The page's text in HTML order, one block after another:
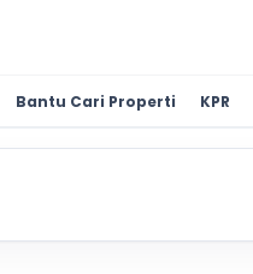
Bantu Cari Properti KPR